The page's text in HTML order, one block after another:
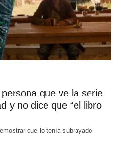
que ve la serie
y no dice que “el libro
que lo tenía subrayado